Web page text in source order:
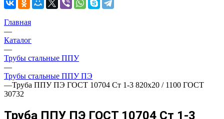
Главная
—
Каталог
—
Трубы стальные ППУ
—
Трубы стальные ППУ ПЭ
—Труба ППУ ПЭ ГОСТ 10704 Ст 1-3 820x20 / 1100 ГОСТ
30732
Труба ППУ ПЭ ГОСТ 10704 Ст 1-3